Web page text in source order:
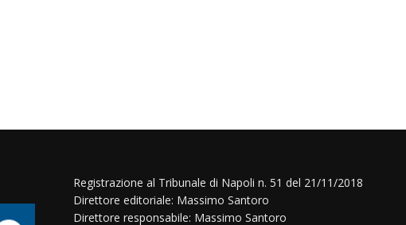
Registrazione al Tribunale di Napoli n. 51 del 21/11/2018
Direttore editoriale: Massimo Santoro
Direttore responsabile: Massimo Santoro